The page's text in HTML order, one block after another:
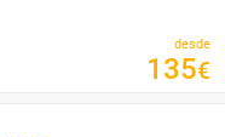
desde
135€